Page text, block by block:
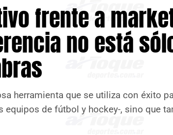
frente a
no está
herramienta que se utiliza con éxito
de fútbol y hockey-, sino que